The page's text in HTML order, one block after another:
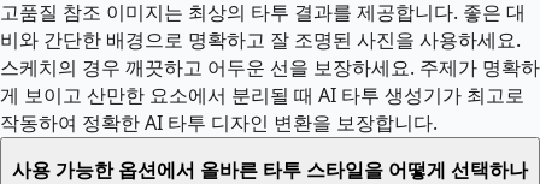
고품질 참조 이미지는 최상의 타투 결과를 제공합니다. 좋은 대
비와 간단한 배경으로 명확하고 잘 조명된 사진을 사용하세요.
스케치의 경우 깨끗하고 어두운 선을 보장하세요. 주제가 명확하
게 보이고 산만한 요소에서 분리될 때 AI 타투 생성기가 최고로
작동하여 정확한 AI 타투 디자인 변환을 보장합니다.
사용 가능한 옵션에서 올바른 타투 스타일을 어떻게 선택하나